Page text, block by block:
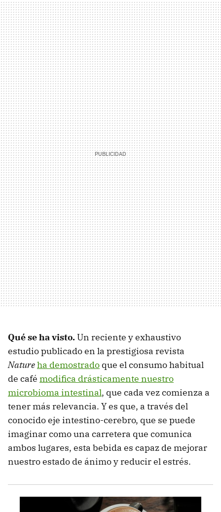
Qué se ha visto.Un reciente y exhaustivo
estudio publicado en la prestigiosa revista
Natureha demostrado que el consumo habitual
de café modifica drásticamente nuestro
microbioma intestinal, que cada vez comienza a
tener más relevancia. Y es que, a través del
conocido eje intestino-cerebro, que se puede
imaginar como una carretera que comunica
ambos lugares, esta bebida es capaz de mejorar
nuestro estado de ánimo y reducir el estrés.